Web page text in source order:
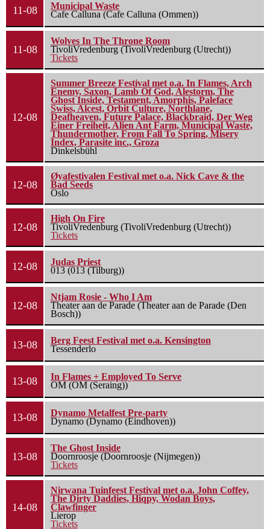
11-08
Municipal Waste
Cafe Calluna (Cafe Calluna (Ommen))
11-08
Wolves In The Throne Room
TivoliVredenburg (TivoliVredenburg (Utrecht))
Tickets
12-08
Summer Breeze Festival met o.a. In Flames, Arch
Enemy, Saxon, Lamb Of God, Alestorm, The
Ghost Inside, Testament, Amorphis, Paleface
Swiss, Alcest, Orbit Culture, Northlane,
Deafheaven, Future Palace, Blackbraid, Der Weg
Einer Freiheit, Alien Ant Farm, Municipal Waste,
Thundermother, From Fall To Spring, Misery
Index, Parasite inc., Groza
Dinkelsbühl
12-08
Øyafestivalen Festival met o.a. Nick Cave & the
Bad Seeds
Oslo
12-08
High On Fire
TivoliVredenburg (TivoliVredenburg (Utrecht))
Tickets
12-08
Judas Priest
013 (013 (Tilburg))
12-08
Ntjam Rosie - Who I Am
Theater aan de Parade (Theater aan de Parade (Den
Bosch))
13-08
Berg Feest Festival met o.a. Kensington
Tessenderlo
13-08
In Flames + Employed To Serve
OM (OM (Seraing))
13-08
Dynamo Metalfest Pre-party
Dynamo (Dynamo (Eindhoven))
13-08
The Ghost Inside
Doornroosje (Doornroosje (Nijmegen))
Tickets
14-08
Nirwana Tuinfeest Festival met o.a. John Coffey,
The Dirty Daddies, Hiqpy, Wodan Boys,
Clawfinger
Lierop
Tickets